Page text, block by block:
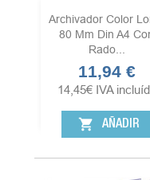
Archivador Color
80 Mm Din A4
Rado...
Precio
11,94 €
14,45€ IVA
shopping_cart AÑADIR